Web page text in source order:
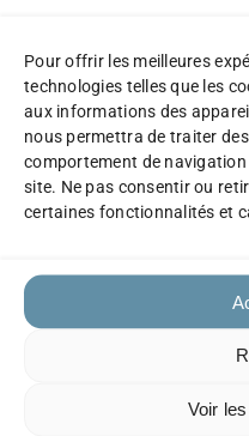
Pour offrir les meilleures
technologies telles que les
aux informations des
nous permettra de traiter
comportement de
site. Ne pas consentir ou
certaines fonctionnalités et
Voir
Pack
30,00€